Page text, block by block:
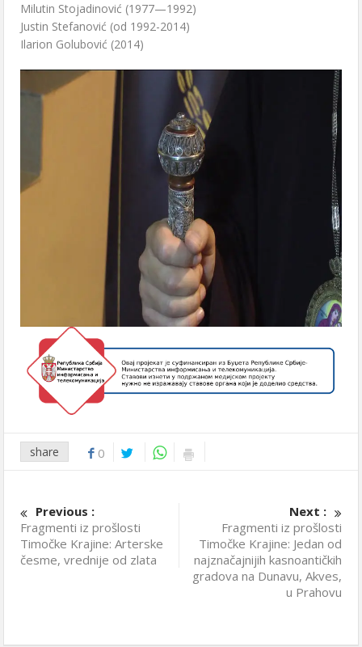
Milutin Stojadinović (1977—1992)
Justin Stefanović (od 1992-2014)
Ilarion Golubović (2014)
share 0
Previous :
Fragmenti iz prošlosti
Timočke Krajine: Arterske
česme, vrednije od zlata
Next :
Fragmenti iz prošlosti
Timočke Krajine: Jedan od
najznačajnijih kasnoantičkih
gradova na Dunavu, Akves,
u Prahovu